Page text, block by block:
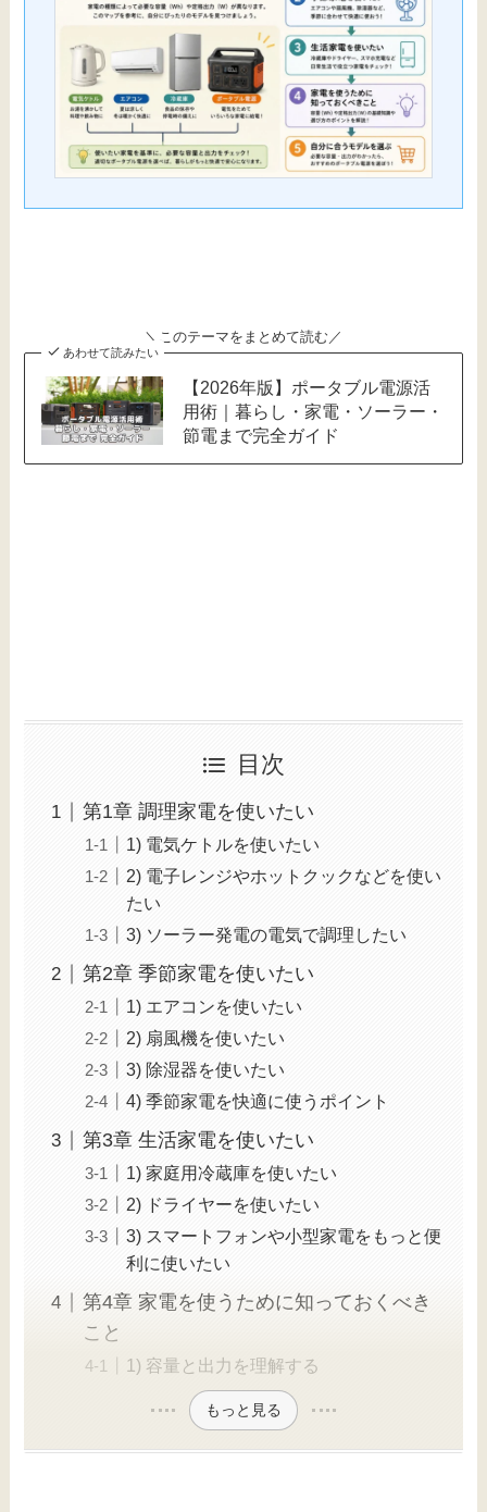
＼このテーマをまとめて読む／
あわせて読みたい
【2026年版】ポータブル電源活
用術｜暮らし・家電・ソーラー・
節電まで完全ガイド
目次
第1章 調理家電を使いたい
1) 電気ケトルを使いたい
2) 電子レンジやホットクックなどを使い
たい
3) ソーラー発電の電気で調理したい
第2章 季節家電を使いたい
1) エアコンを使いたい
2) 扇風機を使いたい
3) 除湿器を使いたい
4) 季節家電を快適に使うポイント
第3章 生活家電を使いたい
1) 家庭用冷蔵庫を使いたい
2) ドライヤーを使いたい
3) スマートフォンや小型家電をもっと便
利に使いたい
第4章 家電を使うために知っておくべき
こと
1) 容量と出力を理解する
もっと見る